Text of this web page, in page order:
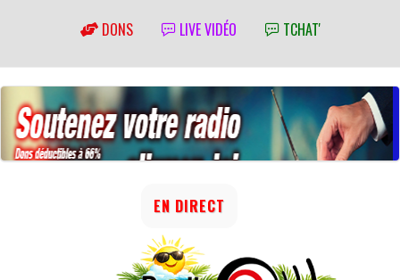
DONS LIVE VIDÉO TCHAT'
EN DIRECT